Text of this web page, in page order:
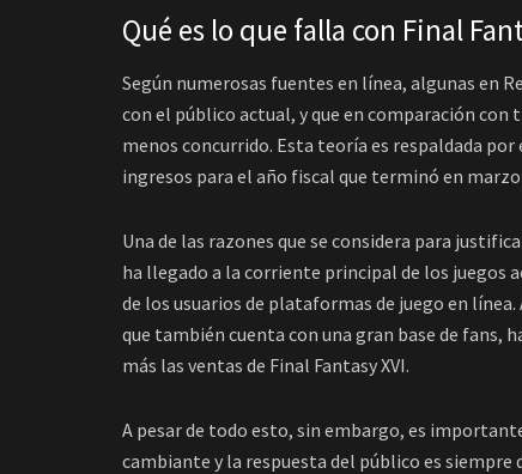
Qué es lo que falla con Final
Según numerosas fuentes en línea, algunas en
con el público actual, y que en comparación
menos concurrido. Esta teoría es respaldada por
ingresos para el año fiscal que terminó en marzo
Una de las razones que se considera para
ha llegado a la corriente principal de los juegos
de los usuarios de plataformas de juego en
que también cuenta con una gran base de fans,
más las ventas de Final Fantasy XVI.
A pesar de todo esto, sin embargo, es
cambiante y la respuesta del público es